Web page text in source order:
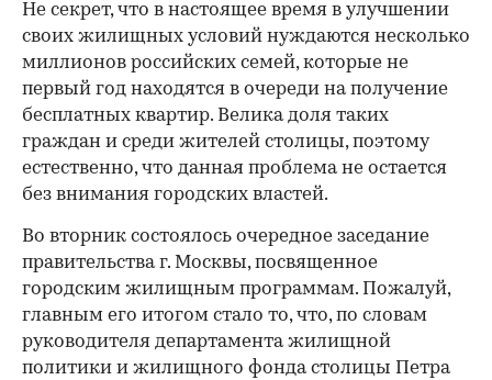
Не секрет, что в настоящее время в улучшении
своих жилищных условий нуждаются несколько
миллионов российских семей, которые не
первый год находятся в очереди на получение
бесплатных квартир. Велика доля таких
граждан и среди жителей столицы, поэтому
естественно, что данная проблема не остается
без внимания городских властей.
Во вторник состоялось очередное заседание
правительства г. Москвы, посвященное
городским жилищным программам. Пожалуй,
главным его итогом стало то, что, по словам
руководителя департамента жилищной
политики и жилищного фонда столицы Петра